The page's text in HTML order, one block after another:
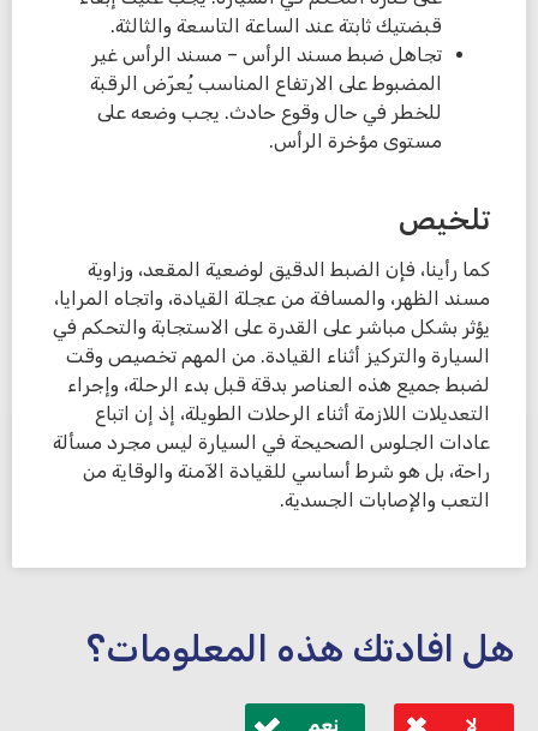
قبضتيك ثابتة عند الساعة التاسعة والثالثة.
تجاهل ضبط مسند الرأس – مسند الرأس غير
المضبوط على الارتفاع المناسب يُعرّض الرقبة
للخطر في حال وقوع حادث. يجب وضعه على
مستوى مؤخرة الرأس.
تلخيص
كما رأينا، فإن الضبط الدقيق لوضعية المقعد، وزاوية
مسند الظهر، والمسافة من عجلة القيادة، واتجاه المرايا،
يؤثر بشكل مباشر على القدرة على الاستجابة والتحكم في
السيارة والتركيز أثناء القيادة. من المهم تخصيص وقت
لضبط جميع هذه العناصر بدقة قبل بدء الرحلة، وإجراء
التعديلات اللازمة أثناء الرحلات الطويلة، إذ إن اتباع
عادات الجلوس الصحيحة في السيارة ليس مجرد مسألة
راحة، بل هو شرط أساسي للقيادة الآمنة والوقاية من
التعب والإصابات الجسدية.
هل افادتك هذه المعلومات؟
لا نعم